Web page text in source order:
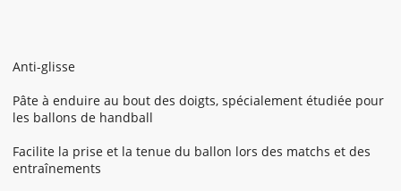
Anti-glisse
Pâte à enduire au bout des doigts, spécialement étudiée pour
les ballons de handball
Facilite la prise et la tenue du ballon lors des matchs et des
entraînements